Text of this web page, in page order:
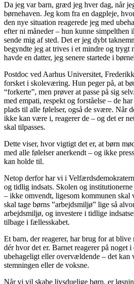
Da jeg var barn, græd jeg hver dag, når
børnehaven. Jeg kom fra en dagpleje,
den nye situation reagerede jeg med
efter ni måneder – hun kunne simpelthen
sende mig af sted. Det er jeg dybt
begyndte jeg at trives i et mindre og trygt
havde en datter, jeg senere startede i
Postdoc ved Aarhus Universitet,
forsket i skoleværing. Hun peger på, at
“forkerte”, men prøver at passe på sig
med empati, respekt og forståelse – de
plads til alle følelser, også de svære. Når
ikke kan være i, reagerer de – og det er
skal tilpasses.
Dette viser, hvor vigtigt det er, at børn
med alle følelser anerkendt – og ikke
kan holde til.
Netop derfor har vi i
og tidlig indsats. Skolen og
– ikke omvendt, ligesom kommunen
skal tage børns ”arbejdsmiljø” lige så
arbejdsmiljø, og investere i tidlige
tilbage i fællesskabet.
Et barn, der reagerer, har brug for at
dér hvor det er. Barnet reagerer på noget
ubehageligt eller overvældende – det kan
stemningen eller de voksne.
Når vi vil skabe livsduelige børn, er